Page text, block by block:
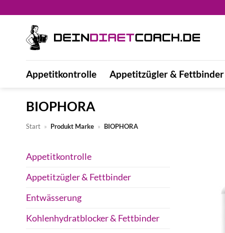
springen
Appetitkontrolle Appetitzügler & Fettbinder
BIOPHORA
Start » Produkt Marke » BIOPHORA
Appetitkontrolle
Appetitzügler & Fettbinder
Entwässerung
Kohlenhydratblocker & Fettbinder